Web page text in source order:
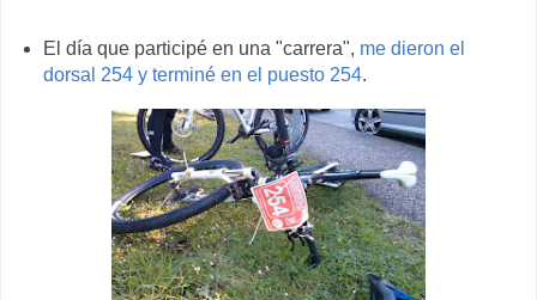
El día que participé en una "carrera", me dieron el
dorsal 254 y terminé en el puesto 254.